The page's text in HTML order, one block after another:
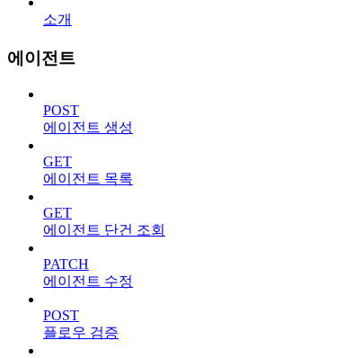
소개
에이전트
POST
에이전트 생성
GET
에이전트 목록
GET
에이전트 단건 조회
PATCH
에이전트 수정
POST
플로우 검증